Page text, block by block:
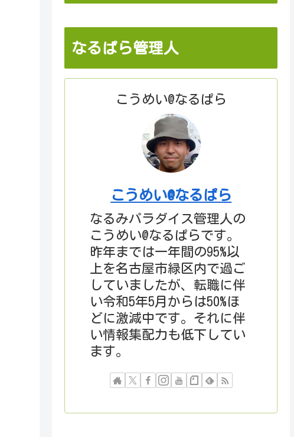
なるぱら管理人
こうめい@なるぱら
こうめい@なるぱら
なるみパラダイス管理人の
こうめい@なるぱらです。
昨年までは一年間の95%以
上を名古屋市緑区内で過ご
していましたが、転職に伴
い令和5年5月からは50%ほ
どに激減中です。それに伴
い情報集配力も低下してい
ます。